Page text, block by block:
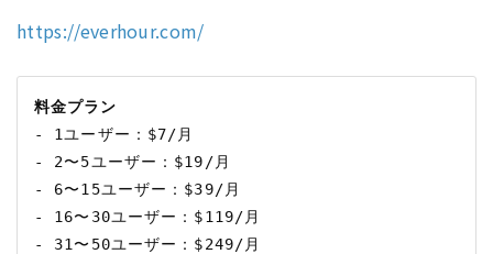
https://everhour.com/
料金プラン
- 1ユーザー：$7/月
- 2〜5ユーザー：$19/月
- 6〜15ユーザー：$39/月
- 16〜30ユーザー：$119/月
- 31〜50ユーザー：$249/月